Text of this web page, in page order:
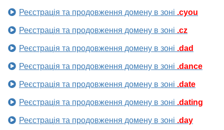
Реєстрація та продовження домену в зоні .cyou
Реєстрація та продовження домену в зоні .cz
Реєстрація та продовження домену в зоні .dad
Реєстрація та продовження домену в зоні .dance
Реєстрація та продовження домену в зоні .date
Реєстрація та продовження домену в зоні .dating
Реєстрація та продовження домену в зоні .day